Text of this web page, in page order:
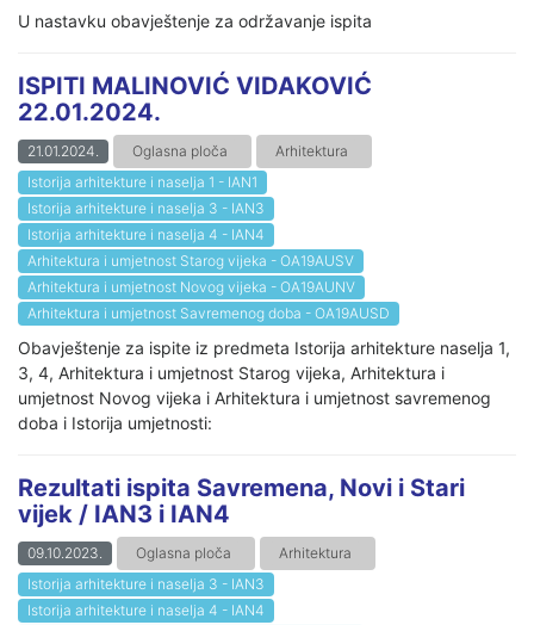
U nastavku obavještenje za održavanje ispita
ISPITI MALINOVIĆ VIDAKOVIĆ
22.01.2024.
21.01.2024. Oglasna ploča
Arhitektura
Istorija arhitekture i naselja 1 - IAN1
Istorija arhitekture i naselja 3 - IAN3
Istorija arhitekture i naselja 4 - IAN4
Arhitektura i umjetnost Starog vijeka - OA19AUSV
Arhitektura i umjetnost Novog vijeka - OA19AUNV
Arhitektura i umjetnost Savremenog doba - OA19AUSD
Obavještenje za ispite iz predmeta Istorija arhitekture naselja 1,
3, 4, Arhitektura i umjetnost Starog vijeka, Arhitektura i
umjetnost Novog vijeka i Arhitektura i umjetnost savremenog
doba i Istorija umjetnosti:
Rezultati ispita Savremena, Novi i Stari
vijek / IAN3 i IAN4
09.10.2023. Oglasna ploča
Arhitektura
Istorija arhitekture i naselja 3 - IAN3
Istorija arhitekture i naselja 4 - IAN4